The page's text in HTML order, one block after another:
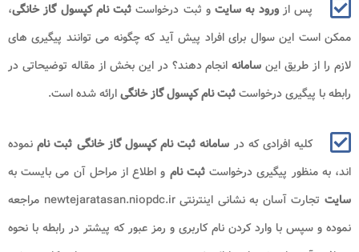
پس ازورود به سایت و ثبت درخواست ثبت نام کپسول گاز خانگی،
ممکن است این سوال برای افراد پیش آید که چگونه می توانند پیگیری های
لازم را از طریق این سامانه انجام دهند؟ در این بخش از مقاله توضیحاتی در
رابطه با پیگیری درخواستثبت نام کپسول گاز خانگیارائه شده است.
کلیه افرادی که در سامانه ثبت نام کپسول گاز خانگی ثبت نامنموده
اند، به منظور پیگیری درخواستثبت نام و اطلاع از مراحل آن می بایست به
سایت
تجارت آسان به نشانی اینترنتی newtejaratasan.niopdc.ir مراجعه
نموده و سپس با وارد کردن نام کاربری و رمز عبور که پیشتر در رابطه با نحوه